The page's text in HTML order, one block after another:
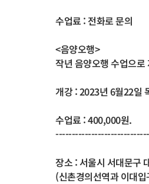
수업료 : 전화로 문의
<음양오행>
작년 음양오행 수업으
개강 : 2023년 6월22일
수업료 : 400,000원.
장소 : 서울시 서대문구
(신촌경의선역과 이대